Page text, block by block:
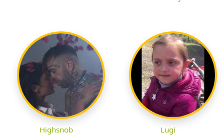
Highsnob Lugi